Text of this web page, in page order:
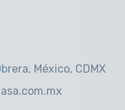
México, CDMX